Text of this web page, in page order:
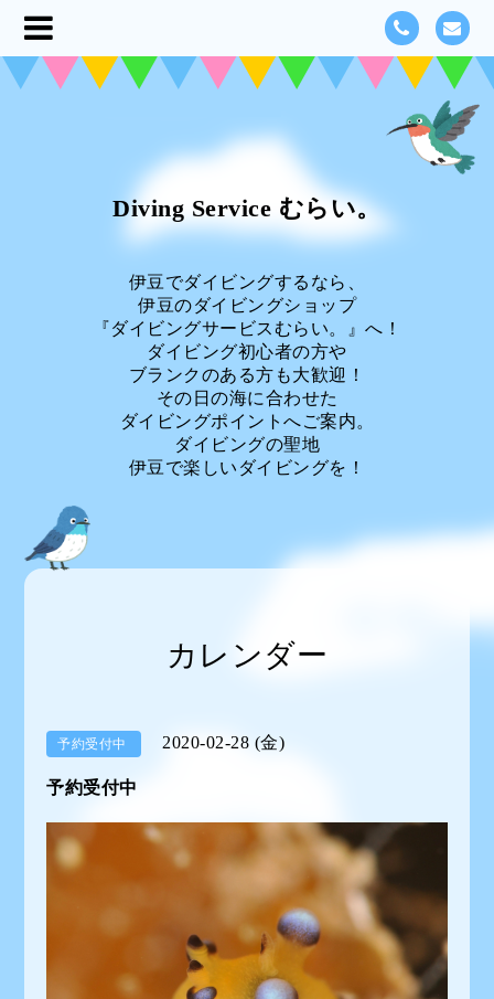
Diving Service むらい。
伊豆でダイビングするなら、
伊豆のダイビングショップ
『ダイビングサービスむらい。』へ！
ダイビング初心者の方や
ブランクのある方も大歓迎！
その日の海に合わせた
ダイビングポイントへご案内。
ダイビングの聖地
伊豆で楽しいダイビングを！
カレンダー
予約受付中 2020-02-28 (金)
予約受付中